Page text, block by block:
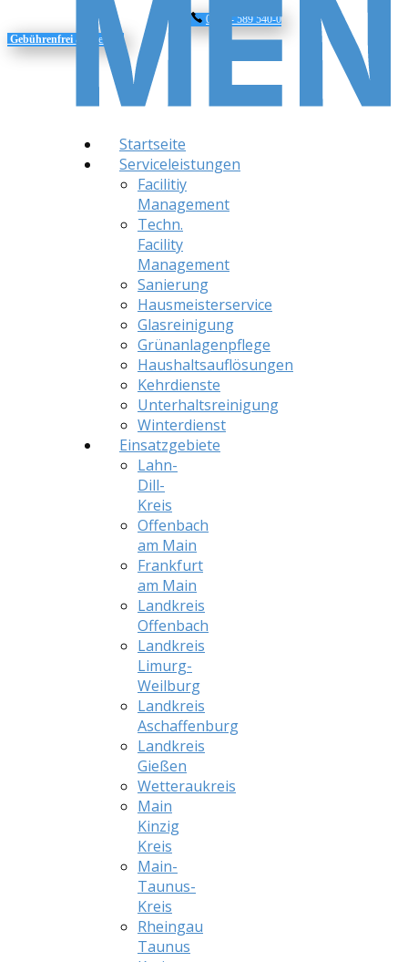
0800 - 589 540-0
Gebührenfrei anrufen
Startseite
Serviceleistungen
Facilitiy
Management
Techn.
Facility
Management
Sanierung
Hausmeisterservice
Glasreinigung
Grünanlagenpflege
Haushaltsauflösungen
Kehrdienste
Unterhaltsreinigung
Winterdienst
Einsatzgebiete
Lahn-
Dill-
Kreis
Offenbach
am Main
Frankfurt
am Main
Landkreis
Offenbach
Landkreis
Limurg-
Weilburg
Landkreis
Aschaffenburg
Landkreis
Gießen
Wetteraukreis
Main
Kinzig
Kreis
Main-
Taunus-
Kreis
Rheingau
Taunus